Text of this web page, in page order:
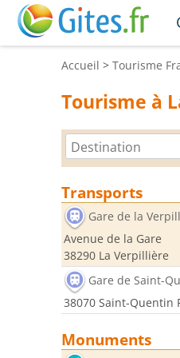
Accueil > Tourisme
Tourisme à
Transports
Gare de la
Avenue de la Gare
38290 La Verpillière
Gare de Saint-
38070 Saint-Quentin
Monuments